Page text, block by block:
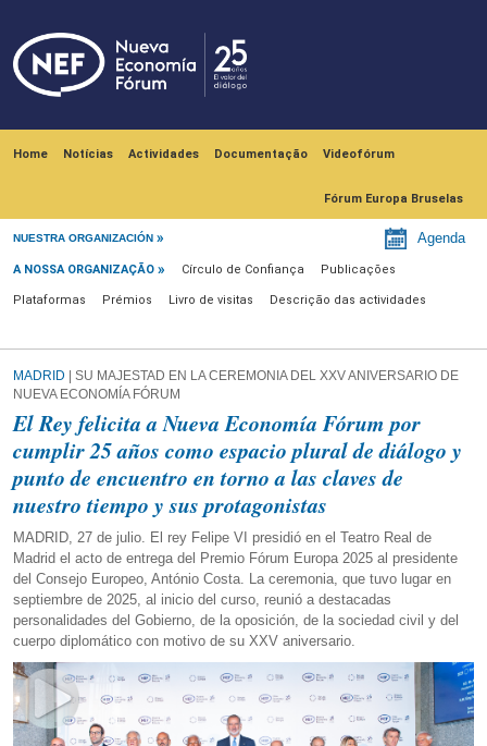
Home Notícias Actividades Documentação Videofórum
Fórum Europa Bruselas
NUESTRA ORGANIZACIÓN Agenda
A nossa organização
A NOSSA ORGANIZAÇÃO Círculo de Confiança Publicações
Plataformas Prémios Livro de visitas Descrição das actividades
MADRID | SU MAJESTAD EN LA CEREMONIA DEL XXV ANIVERSARIO DE
NUEVA ECONOMÍA FÓRUM
El Rey felicita a Nueva Economía Fórum por
cumplir 25 años como espacio plural de diálogo y
punto de encuentro en torno a las claves de
nuestro tiempo y sus protagonistas
MADRID, 27 de julio. El rey Felipe VI presidió en el Teatro Real de
Madrid el acto de entrega del Premio Fórum Europa 2025 al presidente
del Consejo Europeo, António Costa. La ceremonia, que tuvo lugar en
septiembre de 2025, al inicio del curso, reunió a destacadas
personalidades del Gobierno, de la oposición, de la sociedad civil y del
cuerpo diplomático con motivo de su XXV aniversario.